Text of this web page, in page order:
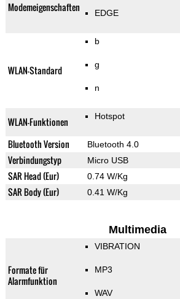
Modemeigenschaften EDGE
WLAN-Standard
b
g
n
WLAN-Funktionen Hotspot
Bluetooth Version Bluetooth 4.0
Verbindungstyp Micro USB
SAR Head (Eur) 0.74 W/Kg
SAR Body (Eur) 0.41 W/Kg
Multimedia
Formate für
Alarmfunktion
VIBRATION
MP3
WAV